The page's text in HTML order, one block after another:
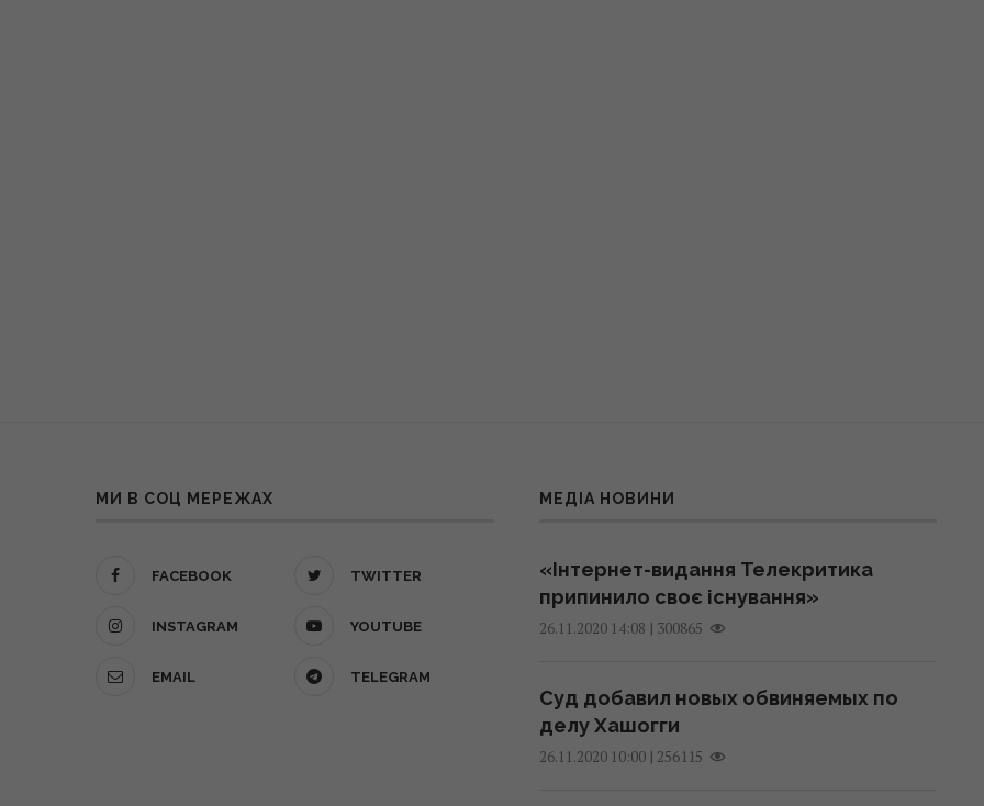
МИ В СОЦ МЕРЕЖАХ
FACEBOOK TWITTER
INSTAGRAM YOUTUBE
EMAIL TELEGRAM
МЕДІА НОВИНИ
«Інтернет-видання Телекритика
припинило своє існування»
26.11.2020 14:08 | 300865
Суд добавил новых обвиняемых по
делу Хашогги
26.11.2020 10:00| 256115